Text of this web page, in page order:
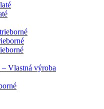
Vlastná výroba